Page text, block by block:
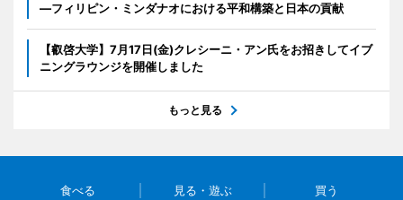
―フィリピン・ミンダナオにおける平和構築と日本の貢献
【叡啓大学】7月17日(金)クレシーニ・アン氏をお招きしてイブ
ニングラウンジを開催しました
もっと見る
食べる 見る・遊ぶ 買う